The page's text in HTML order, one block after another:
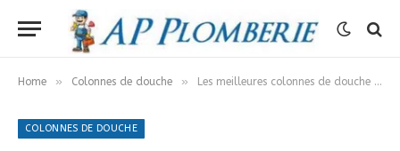
Home » Colonnes de douche » Les meilleures colonnes de douche design en 2023
COLONNES DE DOUCHE